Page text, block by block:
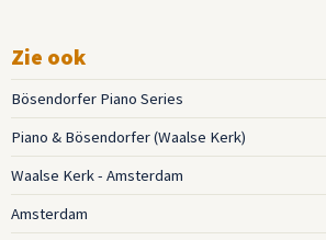
Zie ook
Bösendorfer Piano Series
Piano & Bösendorfer (Waalse Kerk)
Waalse Kerk - Amsterdam
Amsterdam